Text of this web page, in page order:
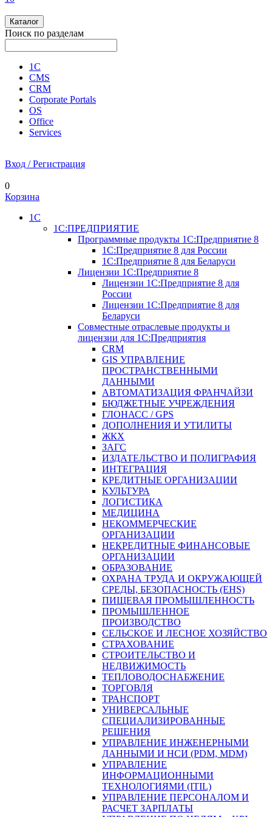
Каталог
Поиск по разделам
1С
CMS
CRM
Corporate Portals
OS
Office
Services
Вход / Регистрация
0
Корзина
1С
1С:ПРЕДПРИЯТИЕ
Программные продукты 1С:Предприятие 8
1С:Предприятие 8 для России
1С:Предприятие 8 для Беларуси
Лицензии 1С:Предприятие 8
Лицензии 1С:Предприятие 8 для
России
Лицензии 1С:Предприятие 8 для
Беларуси
Совместные отраслевые продукты и
лицензии для 1С:Предприятия
CRM
GIS УПРАВЛЕНИЕ
ПРОСТРАНСТВЕННЫМИ
ДАННЫМИ
АВТОМАТИЗАЦИЯ ФРАНЧАЙЗИ
БЮДЖЕТНЫЕ УЧРЕЖДЕНИЯ
ГЛОНАСС / GPS
ДОПОЛНЕНИЯ И УТИЛИТЫ
ЖКХ
ЗАГС
ИЗДАТЕЛЬСТВО И ПОЛИГРАФИЯ
ИНТЕГРАЦИЯ
КРЕДИТНЫЕ ОРГАНИЗАЦИИ
КУЛЬТУРА
ЛОГИСТИКА
МЕДИЦИНА
НЕКОММЕРЧЕСКИЕ
ОРГАНИЗАЦИИ
НЕКРЕДИТНЫЕ ФИНАНСОВЫЕ
ОРГАНИЗАЦИИ
ОБРАЗОВАНИЕ
ОХРАНА ТРУДА И ОКРУЖАЮЩЕЙ
СРЕДЫ, БЕЗОПАСНОСТЬ (EHS)
ПИЩЕВАЯ ПРОМЫШЛЕННОСТЬ
ПРОМЫШЛЕННОЕ
ПРОИЗВОДСТВО
СЕЛЬСКОЕ И ЛЕСНОЕ ХОЗЯЙСТВО
СТРАХОВАНИЕ
СТРОИТЕЛЬСТВО И
НЕДВИЖИМОСТЬ
ТЕПЛОВОДОСНАБЖЕНИЕ
ТОРГОВЛЯ
ТРАНСПОРТ
УНИВЕРСАЛЬНЫЕ
СПЕЦИАЛИЗИРОВАННЫЕ
РЕШЕНИЯ
УПРАВЛЕНИЕ ИНЖЕНЕРНЫМИ
ДАННЫМИ И НСИ (PDM, MDM)
УПРАВЛЕНИЕ
ИНФОРМАЦИОННЫМИ
ТЕХНОЛОГИЯМИ (ITIL)
УПРАВЛЕНИЕ ПЕРСОНАЛОМ И
РАСЧЕТ ЗАРПЛАТЫ